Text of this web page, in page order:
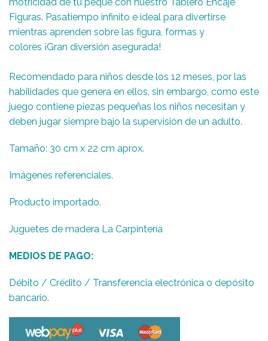
Figuras. Pasatiempo infinito e ideal para divertirse
mientras aprenden sobre las figura, formas y
colores ¡Gran diversión asegurada!
Recomendado para niños desde los 12 meses, por las
habilidades que genera en ellos, sin embargo, como este
juego contiene piezas pequeñas los niños necesitan y
deben jugar siempre bajo la supervisión de un adulto.
Tamaño: 30 cm x 22 cm aprox.
Imágenes referenciales.
Producto importado.
Juguetes de madera La Carpintería
MEDIOS DE PAGO:
Débito / Crédito / Transferencia electrónica o depósito
bancario.